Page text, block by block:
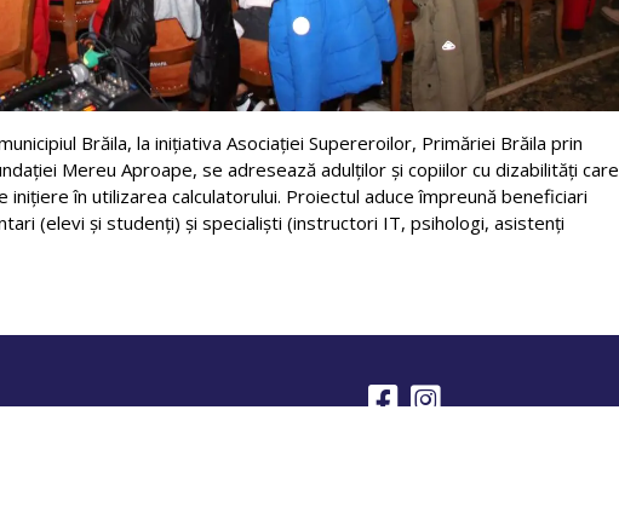
Brăila, la inițiativa Asociației Supereroilor, Primăriei Brăila prin
Mereu Aproape, se adresează adulților și copiilor cu dizabilități care
în utilizarea calculatorului. Proiectul aduce împreună beneficiari
(elevi și studenți) și specialiști (instructori IT, psihologi, asistenți